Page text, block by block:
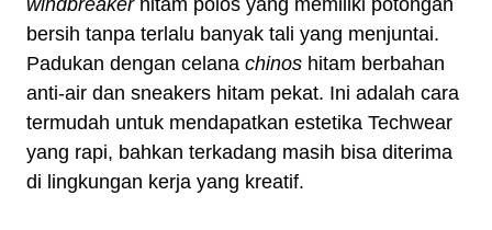
windbreakerhitam polos yang memiliki potongan
bersih tanpa terlalu banyak tali yang menjuntai.
Padukan dengan celana chinos hitam berbahan
anti-air dan sneakers hitam pekat. Ini adalah cara
termudah untuk mendapatkan estetika Techwear
yang rapi, bahkan terkadang masih bisa diterima
di lingkungan kerja yang kreatif.